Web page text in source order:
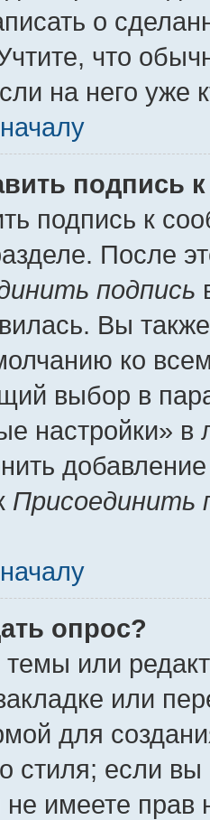
о
что
на него уже
подпись
подпись к
После
подпись
Вы
ко
выбор в
настройки»
Присоединить
опрос?
или
или
для
стиля; если
имеете прав